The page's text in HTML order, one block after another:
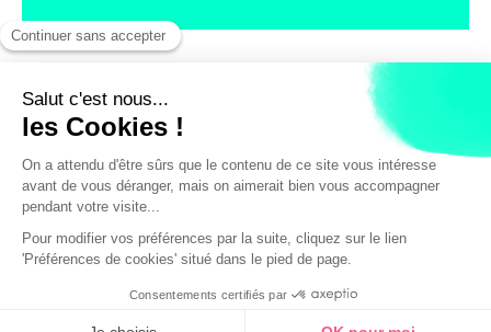
Condiciones Generales de Venta
© Oficina de Turismo de Burdeos
/ pers.
VER LAS FECHAS /